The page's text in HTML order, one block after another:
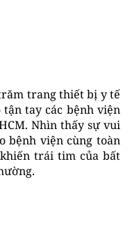
trang thiết bị y tế
tay các bệnh viện
Nhìn thấy sự vui
bệnh viện cùng toàn
trái tim của bất